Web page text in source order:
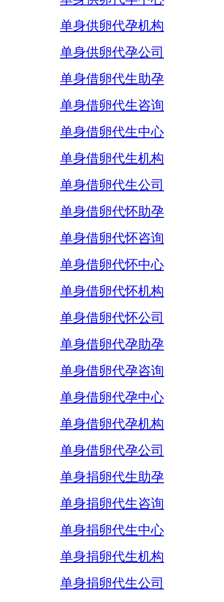
单身供卵代孕机构
单身供卵代孕公司
单身借卵代生助孕
单身借卵代生咨询
单身借卵代生中心
单身借卵代生机构
单身借卵代生公司
单身借卵代怀助孕
单身借卵代怀咨询
单身借卵代怀中心
单身借卵代怀机构
单身借卵代怀公司
单身借卵代孕助孕
单身借卵代孕咨询
单身借卵代孕中心
单身借卵代孕机构
单身借卵代孕公司
单身捐卵代生助孕
单身捐卵代生咨询
单身捐卵代生中心
单身捐卵代生机构
单身捐卵代生公司